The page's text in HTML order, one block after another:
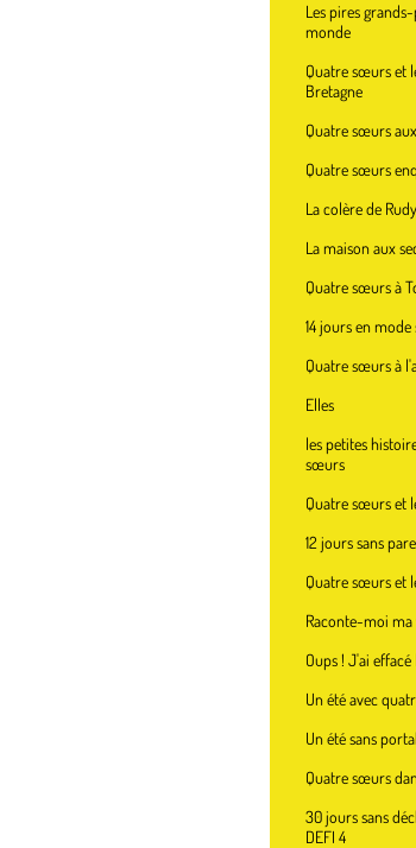
Les pires
monde
Quatre sœurs et
Bretagne
Quatre sœurs
Quatre sœurs
La colère de Rudy
La maison aux
Quatre sœurs à
14 jours en mode
Quatre sœurs à
Elles
les petites
sœurs
Quatre sœurs et
12 jours sans
Quatre sœurs et
Raconte-moi ma
Oups ! J'ai
Un été avec
Un été sans
Quatre sœurs
30 jours sans
DEFI 4